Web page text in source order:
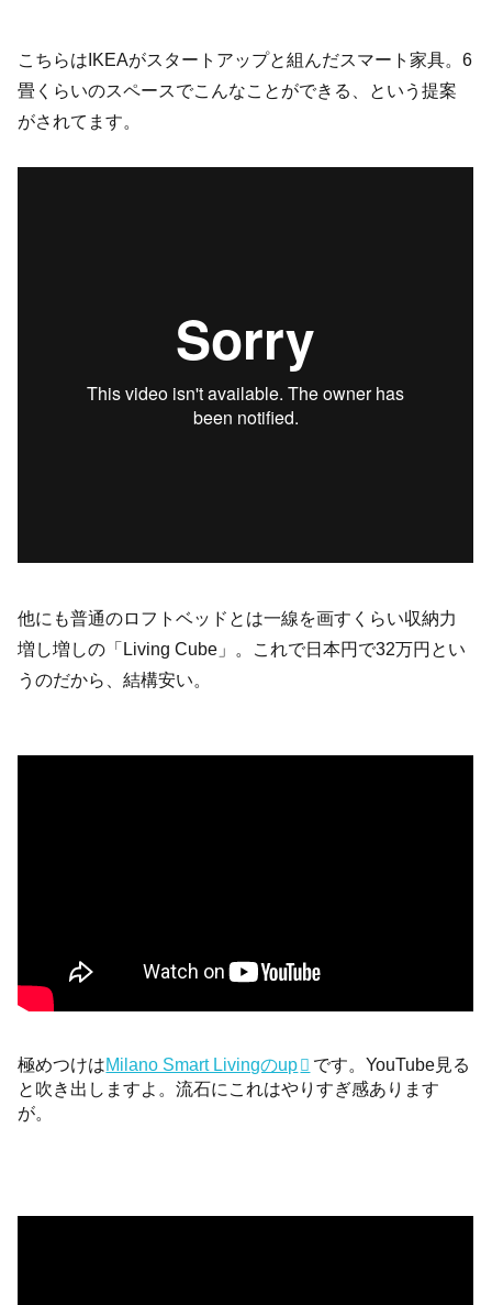
こちらはIKEAがスタートアップと組んだスマート家具。6
畳くらいのスペースでこんなことができる、という提案
がされてます。
他にも普通のロフトベッドとは一線を画すくらい収納力
増し増しの「Living Cube」。これで日本円で32万円とい
うのだから、結構安い。
極めつけはMilano Smart Livingのup
です。YouTube見る
と吹き出しますよ。流石にこれはやりすぎ感あります
が。